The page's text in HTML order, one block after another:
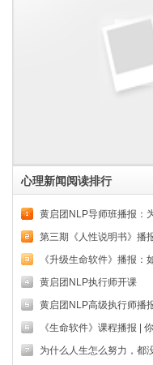
心理新闻阅读排行
黄启团NLP导师班播报：为何
第三期《人性说明书》播
《升级生命软件》播报：
黄启团NLP执行师开课
黄启团NLP高级执行师播
《生命软件》课程播报 | 你想要
为什么人生怎么努力，都没有什么